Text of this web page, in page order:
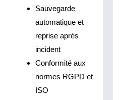
Sauvegarde
automatique et
reprise après
incident
Conformité aux
normes RGPD et
ISO